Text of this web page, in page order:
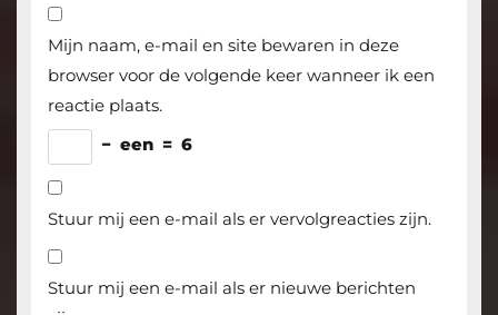
Mijn naam, e-mail en site bewaren in deze
browser voor de volgende keer wanneer ik een
reactie plaats.
− een = 6
Stuur mij een e-mail als er vervolgreacties zijn.
Stuur mij een e-mail als er nieuwe berichten